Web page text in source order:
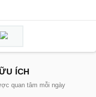
ÍCH
quan tâm mỗi ngày